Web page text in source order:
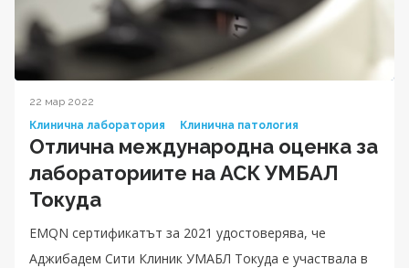
22 мар 2022
Клинична лаборатория
Клинична патология
Отлична международна оценка за
лабораториите на АСК УМБАЛ
Токуда
EMQN сертификатът за 2021 удостоверява, че
Аджибадем Сити Клиник УМАБЛ Токуда е участвала в